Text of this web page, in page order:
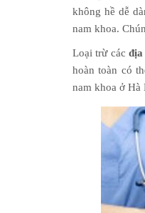
không hề dễ
nam khoa.
Loại trừ các địa
hoàn toàn có
nam khoa ở Hà